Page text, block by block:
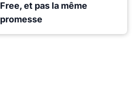
Free, et pas la même
promesse